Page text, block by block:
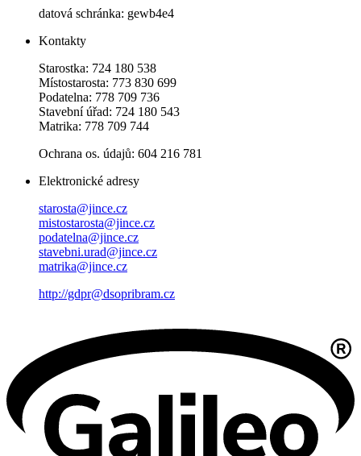
datová schránka: gewb4e4
Kontakty
Starostka: 724 180 538
Místostarosta: 773 830 699
Podatelna: 778 709 736
Stavební úřad: 724 180 543
Matrika: 778 709 744
Ochrana os. údajů: 604 216 781
Elektronické adresy
starosta@jince.cz
mistostarosta@jince.cz
podatelna@jince.cz
stavebni.urad@jince.cz
matrika@jince.cz
http://gdpr@dsopribram.cz